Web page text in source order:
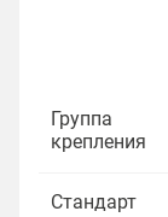
Группа
крепления
Стандарт